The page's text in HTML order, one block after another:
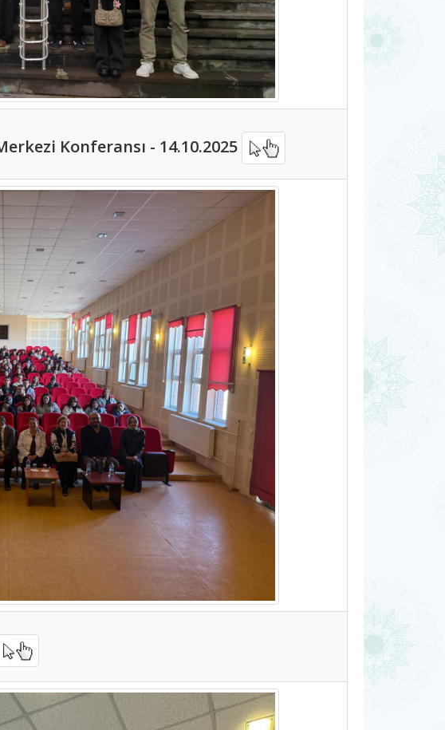
Konferansı - 14.10.2025